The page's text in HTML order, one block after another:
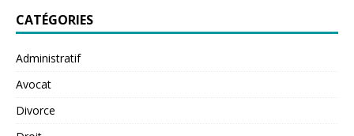
CATÉGORIES
Administratif
Avocat
Divorce